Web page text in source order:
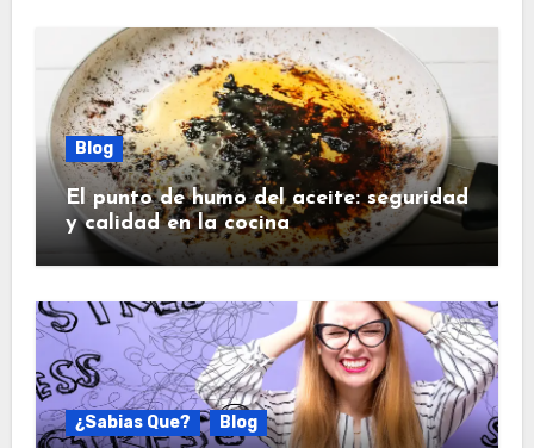
Blog
El punto de humo del aceite: seguridad
y calidad en la cocina
¿Sabias Que? Blog